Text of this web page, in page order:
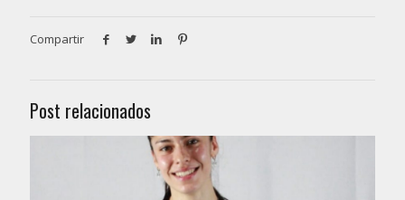
Compartir
Post relacionados